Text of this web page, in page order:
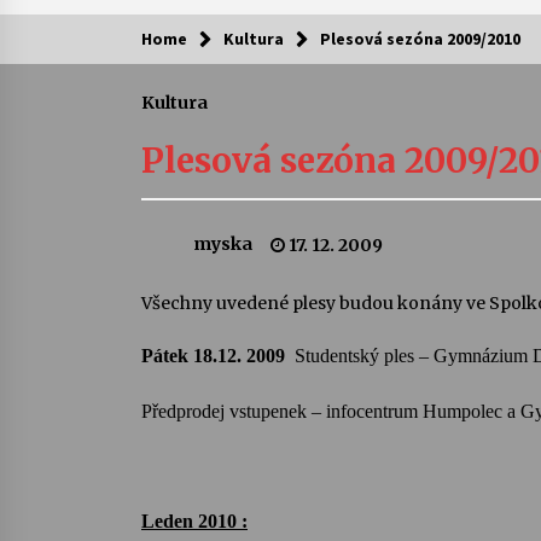
Kam za kulturou?
Camerata a Sukuba Ensemble
4. 8. 2026
Pozvánka na integrační festival
Quijotova šedesátka: 28. 7.–1. 8.
28. 7. 2026
Letní koncerty ve Stromovce:
Home Kultura Plesová sezóna 2009/2010
Kultura
Plesová sezóna 2009/
myska 17. 12. 2009
Všechny uvedené plesy budou konány ve
Pátek 18.12. 2009 Studentský ples – Gymnázium
Předprodej vstupenek – infocentrum Humpolec a
Leden 2010 :